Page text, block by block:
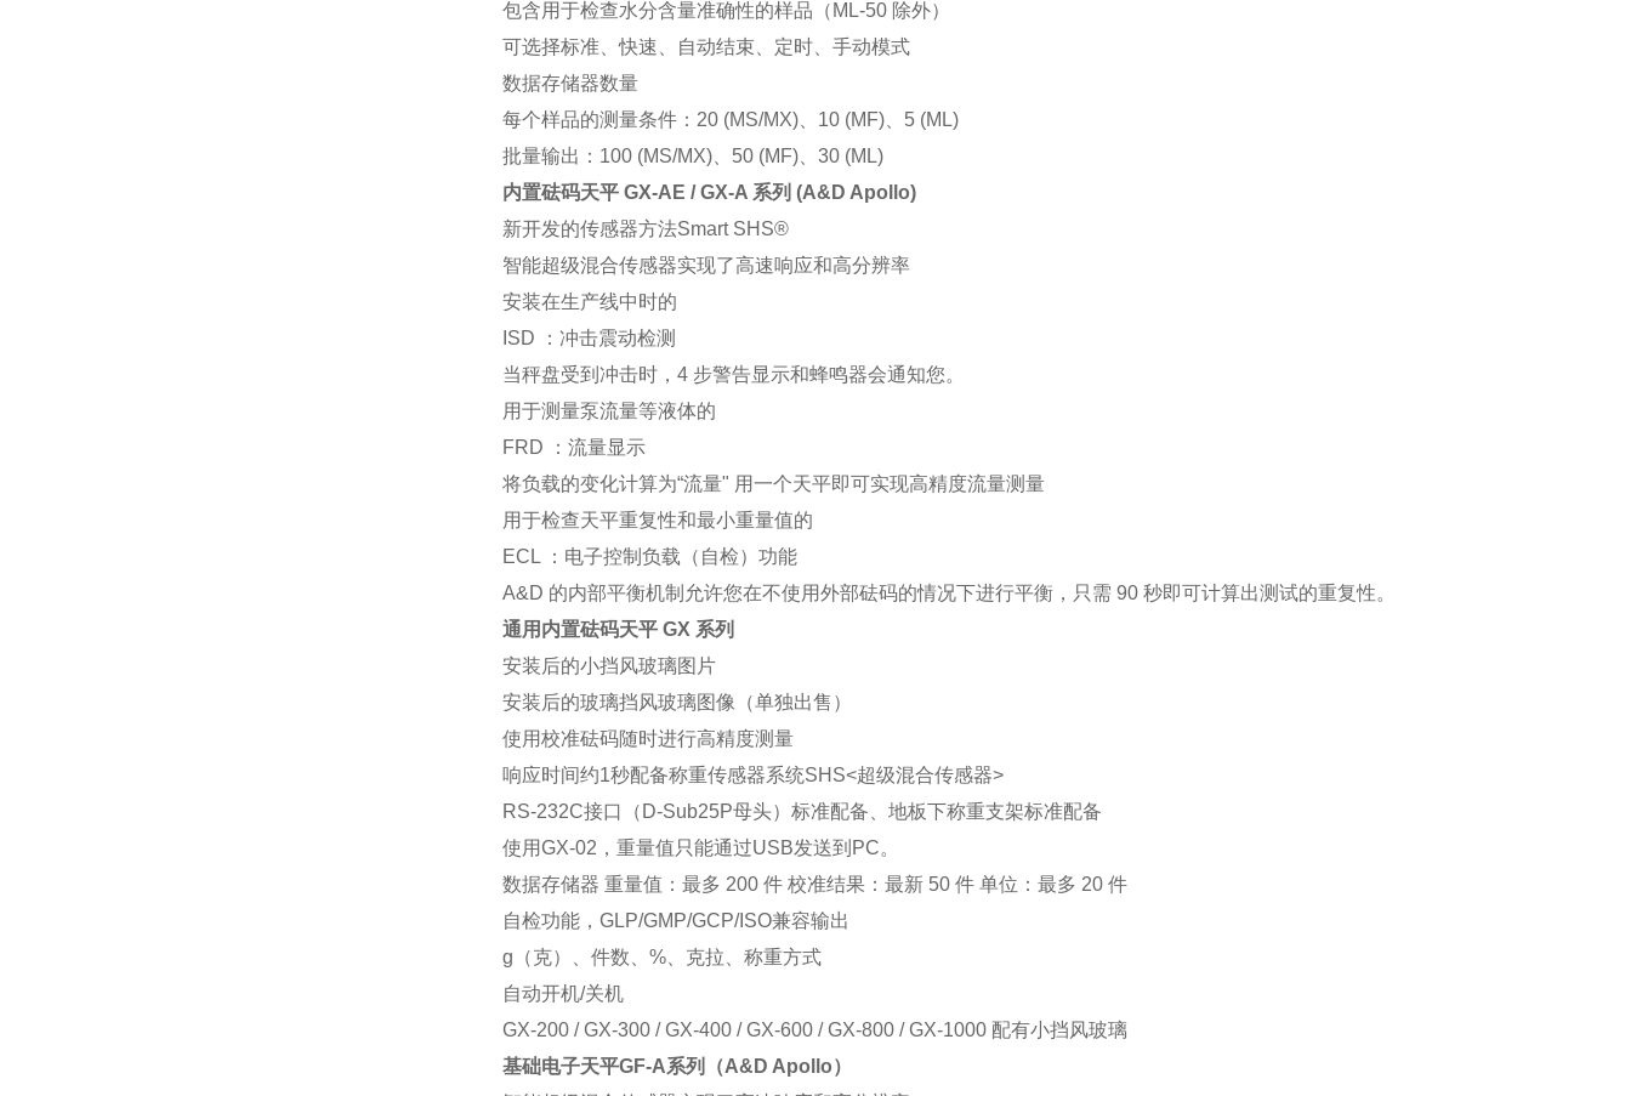
包含用于检查水分含量准确性的样品（ML-50 除外）
可选择标准、快速、自动结束、定时、手动模式
数据存储器数量
每个样品的测量条件：20 (MS/MX)、10 (MF)、5 (ML)
批量输出：100 (MS/MX)、50 (MF)、30 (ML)
内置砝码天平 GX-AE / GX-A 系列 (A&D Apollo)
新开发的传感器方法Smart SHS®
智能超级混合传感器实现了高速响应和高分辨率
安装在生产线中时的
ISD ：冲击震动检测
当秤盘受到冲击时，4 步警告显示和蜂鸣器会通知您。
用于测量泵流量等液体的
FRD ：流量显示
将负载的变化计算为“流量" 用一个天平即可实现高精度流量测量
用于检查天平重复性和最小重量值的
ECL ：电子控制负载（自检）功能
A&D 的内部平衡机制允许您在不使用外部砝码的情况下进行平衡，只需 90 秒即可计算出测试的重复性。
通用内置砝码天平 GX 系列
安装后的小挡风玻璃图片
安装后的玻璃挡风玻璃图像（单独出售）
使用校准砝码随时进行高精度测量
响应时间约1秒配备称重传感器系统SHS<超级混合传感器>
RS-232C接口（D-Sub25P母头）标准配备、地板下称重支架标准配备
使用GX-02，重量值只能通过USB发送到PC。
数据存储器 重量值：最多 200 件 校准结果：最新 50 件 单位：最多 20 件
自检功能，GLP/GMP/GCP/ISO兼容输出
g（克）、件数、%、克拉、称重方式
自动开机/关机
GX-200 / GX-300 / GX-400 / GX-600 / GX-800 / GX-1000 配有小挡风玻璃
基础电子天平GF-A系列（A&D Apollo）